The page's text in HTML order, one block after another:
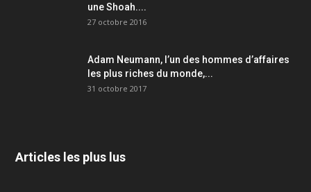
une Shoah....
27 octobre 2016
Adam Neumann, l’un des hommes d’affaires
les plus riches du monde,...
31 octobre 2017
Articles les plus lus